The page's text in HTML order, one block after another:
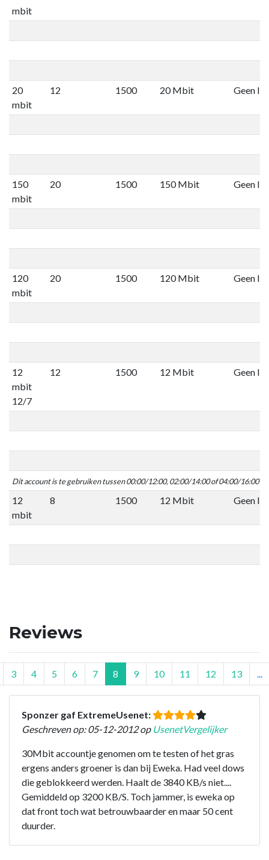
mbit
20
mbit
12 1500 20 Mbit Geen
150
mbit
20 1500 150 Mbit Geen
120
mbit
20 1500 120 Mbit Geen
12
mbit
12/7
12 1500 12 Mbit Geen
Dit account is te gebruiken tussen 00:00/12:00, 02:00/14:00 of 04:00/16:00
12
mbit
8 1500 12 Mbit Geen
Reviews
3 4 5 6 7 8 9 10 11 12 13
Sponzer gaf ExtremeUsenet:
Geschreven op: 05-12-2012 op UsenetVergelijker
30Mbit accountje genomen om te testen of het gras
ergens anders groener is dan bij Eweka. Had veel dows
die geblokkeerd werden. Haalt de 3840 KB/s niet....
Gemiddeld op 3200 KB/S. Toch jammer, is eweka op
dat front toch wat betrouwbaarder en maar 50 cent
duurder.